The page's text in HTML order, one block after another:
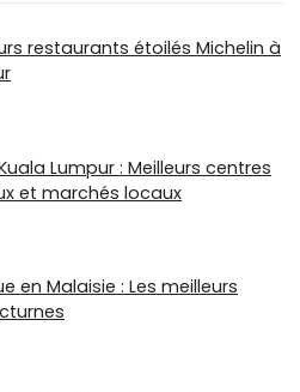
restaurants étoilés Michelin à
Lumpur : Meilleurs centres
et marchés locaux
en Malaisie : Les meilleurs